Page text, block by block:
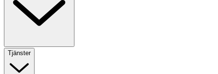
Tjänster